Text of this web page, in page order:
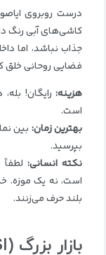
درست روبروی
کاشی‌های آبی رنگ
جذاب نباشد، اما
فضایی روحانی خلق
هزینه: رایگان!
است.
بهترین زمان:
بپرسید.
نکته انسانی:
است، نه یک موزه.
بلند حرف می‌زنند.
بازار بزرگ (KAPALIÇARŞI):